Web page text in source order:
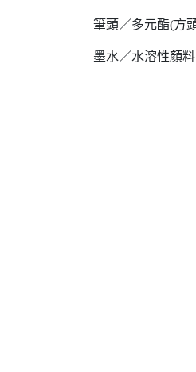
筆頭／多元酯(方
墨水／水溶性顏